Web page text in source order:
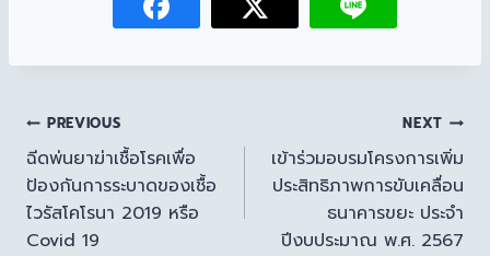
PREVIOUS
ฉีดพ่นยาฆ่าเชื้อโรคเพื่อ
ป้องกันการระบาดของเชื้อ
ไวรัสโคโรนา 2019 หรือ
Covid 19
NEXT
เข้าร่วมอบรมโครงการเพิ่ม
ประสิทธิภาพการขับเคลื่อน
ธนาคารขยะ ประจำ
ปีงบประมาณ พ.ศ. 2567